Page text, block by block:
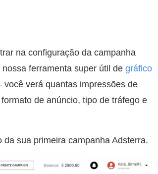
na configuração da campanha
ferramenta super útil de gráfico
verá quantas impressões de
de anúncio, tipo de tráfego e
sua primeira campanha Adsterra.